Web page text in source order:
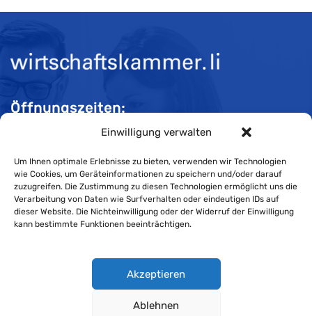
Einwilligung verwalten
Um Ihnen optimale Erlebnisse zu bieten, verwenden wir Technologien
wie Cookies, um Geräteinformationen zu speichern und/oder darauf
zuzugreifen. Die Zustimmung zu diesen Technologien ermöglicht uns die
Verarbeitung von Daten wie Surfverhalten oder eindeutigen IDs auf
dieser Website. Die Nichteinwilligung oder der Widerruf der Einwilligung
kann bestimmte Funktionen beeinträchtigen.
Akzeptieren
Ablehnen
Öffnungszeiten:
Mo-Do 08:00 bis 11:30 und 13:30 bis 16:30 Uhr
Fr 08:00 bis 11:30 und 13:30 bis 16:00 Uhr
Impressum
Cookie-Richtlinie